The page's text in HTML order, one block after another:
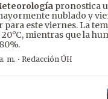
pronostica
nublado y
para este viernes. La
mientras que la
m. · Redacción ÚH